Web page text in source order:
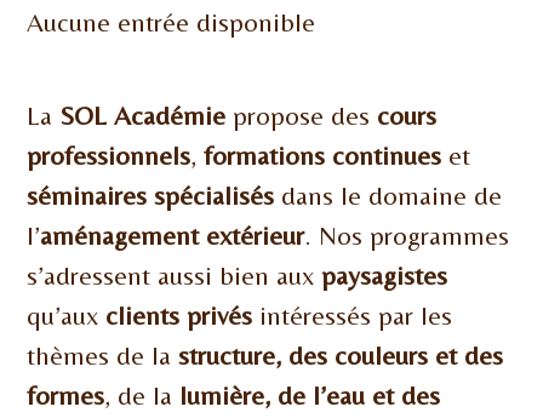
Aucune entrée disponible
La SOL Académie propose des cours
professionnels, formations continues et
séminaires spécialisés dans le domaine de
l’aménagement extérieur. Nos programmes
s’adressent aussi bien aux paysagistes
qu’aux clients privés intéressés par les
thèmes de la structure, des couleurs et des
formes, de la lumière, de l’eau et des